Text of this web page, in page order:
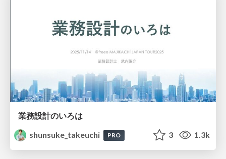
業務設計のいろは
shunsuke_takeuchi
PRO 3 1.3k